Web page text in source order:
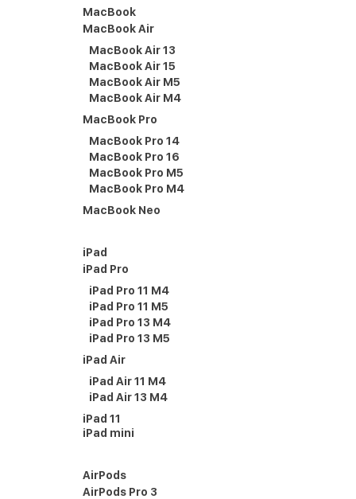
MacBook
MacBook Air
MacBook Air 13
MacBook Air 15
MacBook Air M5
MacBook Air M4
MacBook Pro
MacBook Pro 14
MacBook Pro 16
MacBook Pro M5
MacBook Pro M4
MacBook Neo
iPad
iPad Pro
iPad Pro 11 M4
iPad Pro 11 M5
iPad Pro 13 M4
iPad Pro 13 M5
iPad Air
iPad Air 11 M4
iPad Air 13 M4
iPad 11
iPad mini
AirPods
AirPods Pro 3